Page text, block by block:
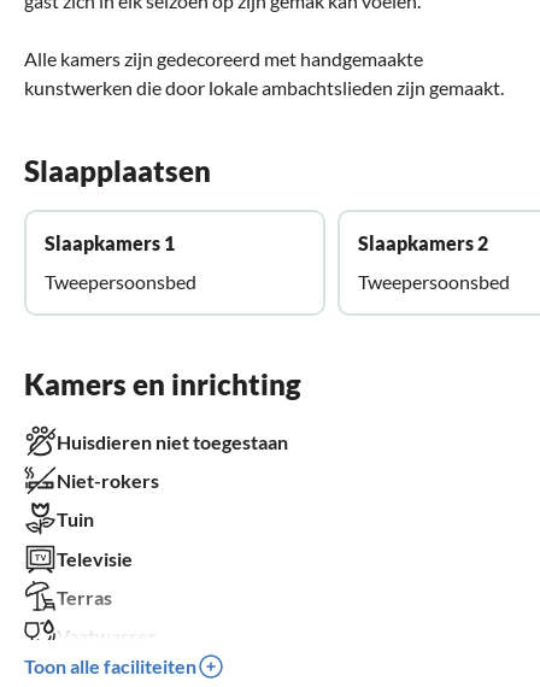
Alle kamers zijn gedecoreerd met handgemaakte
kunstwerken die door lokale ambachtslieden zijn gemaakt.
Slaapplaatsen
Slaapkamers 1
Tweepersoonsbed
Slaapkamers 2
Tweepersoonsbed
Kamers en inrichting
Huisdieren niet toegestaan
Niet-rokers
Tuin
Televisie
Terras
Vaatwasser
Sauna
Toon alle faciliteiten